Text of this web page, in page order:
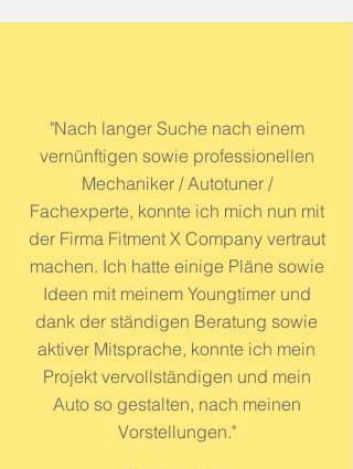
"Nach langer Suche nach einem
vernünftigen sowie professionellen
Mechaniker / Autotuner /
Fachexperte, konnte ich mich nun mit
der Firma Fitment X Company vertraut
machen. Ich hatte einige Pläne sowie
Ideen mit meinem Youngtimer und
dank der ständigen Beratung sowie
aktiver Mitsprache, konnte ich mein
Projekt vervollständigen und mein
Auto so gestalten, nach meinen
Vorstellungen."